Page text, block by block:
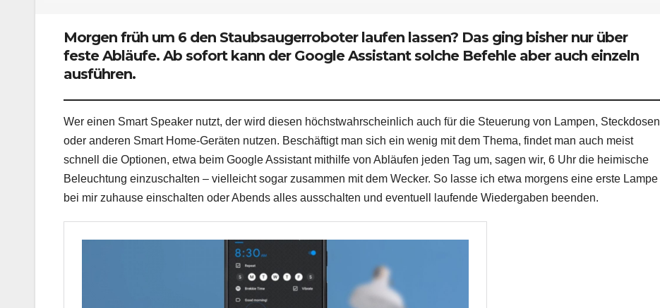
Morgen früh um 6 den Staubsaugerroboter laufen lassen? Das ging bisher nur über
feste Abläufe. Ab sofort kann der Google Assistant solche Befehle aber auch einzeln
ausführen.
Wer einen Smart Speaker nutzt, der wird diesen höchstwahrscheinlich auch für die Steuerung von Lampen, Steckdosen
oder anderen Smart Home-Geräten nutzen. Beschäftigt man sich ein wenig mit dem Thema, findet man auch meist
schnell die Optionen, etwa beim Google Assistant mithilfe von Abläufen jeden Tag um, sagen wir, 6 Uhr die heimische
Beleuchtung einzuschalten – vielleicht sogar zusammen mit dem Wecker. So lasse ich etwa morgens eine erste Lampe
bei mir zuhause einschalten oder Abends alles ausschalten und eventuell laufende Wiedergaben beenden.